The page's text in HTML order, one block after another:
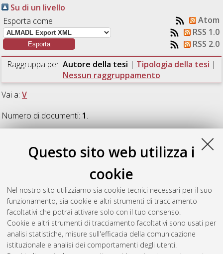
Questo sito web utilizza i
cookie
Nel nostro sito utilizziamo sia cookie tecnici necessari per il suo
funzionamento, sia cookie e altri strumenti di tracciamento
facoltativi che potrai attivare solo con il tuo consenso.
Cookie e altri strumenti di tracciamento facoltativi sono usati per
analisi statistiche, misure sull'efficacia della comunicazione
istituzionale e analisi dei comportamenti degli utenti.
Su di un livello
Esporta come
Atom
RSS 1.0
RSS 2.0
Raggruppa per: Autore della tesi | Tipologia della tesi |
Nessun raggruppamento
Vai a:V
Numero di documenti: 1.
I sistemi di raccolta e trasporto dei rifiuti
impatto ambientale di soluzioni organizzative finalizzate
all'aumento della raccolta differenziata.[Laurea specialistica],
Università di Bologna, Corso di Studio inIngegneria civile [LS-
DM509] , Documento ad accesso riservato.